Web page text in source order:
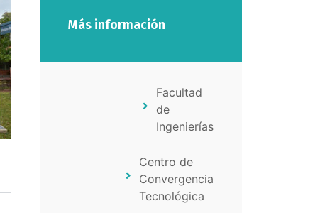
Más información
Facultad
de
Ingenierías
Centro de
Convergencia
Tecnológica